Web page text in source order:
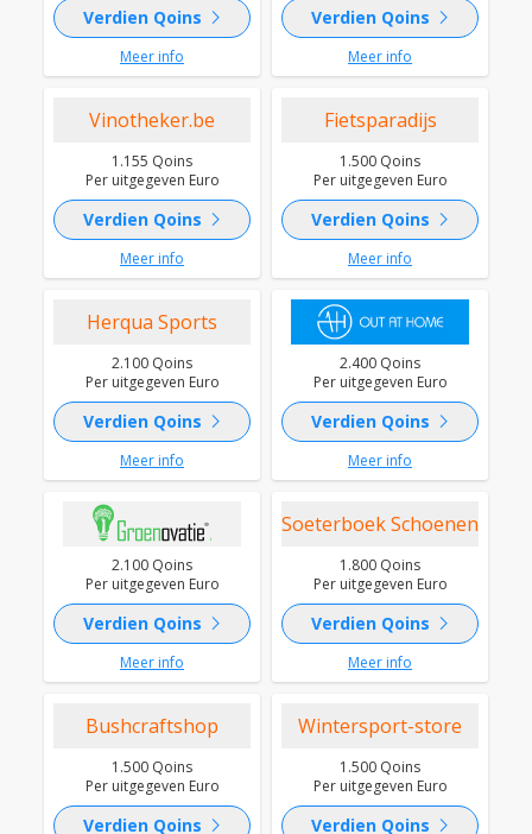
Verdien Qoins chevron_right
Meer info
Verdien Qoins chevron_right
Meer info
Vinotheker.be
1.155 Qoins
Per uitgegeven Euro
Verdien Qoins chevron_right
Meer info
Fietsparadijs
1.500 Qoins
Per uitgegeven Euro
Verdien Qoins chevron_right
Meer info
Herqua Sports
2.100 Qoins
Per uitgegeven Euro
Verdien Qoins chevron_right
Meer info
2.400 Qoins
Per uitgegeven Euro
Verdien Qoins chevron_right
Meer info
2.100 Qoins
Per uitgegeven Euro
Verdien Qoins chevron_right
Meer info
Soeterboek Schoenen
1.800 Qoins
Per uitgegeven Euro
Verdien Qoins chevron_right
Meer info
Bushcraftshop
1.500 Qoins
Per uitgegeven Euro
Verdien Qoins chevron_right
Wintersport-store
1.500 Qoins
Per uitgegeven Euro
Verdien Qoins chevron_right